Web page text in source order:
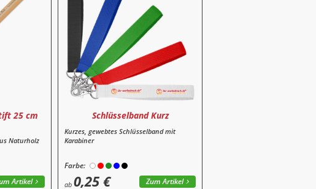
25 cm
Naturholz
Artikel
Schlüsselband Kurz
Kurzes, gewebtes Schlüsselband mit
Karabiner
Farbe:
ab 0,25 € Zum Artikel